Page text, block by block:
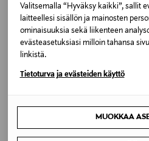
Valitsemalla “Hyväksy kaikki”, sallit
laitteellesi sisällön ja mainosten
ominaisuuksia sekä liikenteen
evästeasetuksiasi milloin tahansa
linkistä.
Tietoturva ja evästeiden käyttö
MUOKKAA
NOT DRY CLEAN
Väri
DARK SAPPHIRE
NAME IT